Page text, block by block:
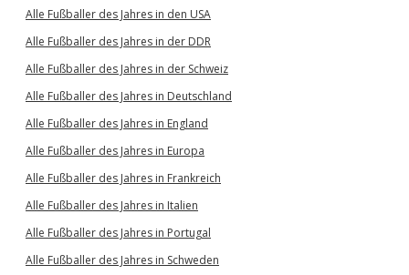
Alle Fußballer des Jahres in den USA
Alle Fußballer des Jahres in der DDR
Alle Fußballer des Jahres in der Schweiz
Alle Fußballer des Jahres in Deutschland
Alle Fußballer des Jahres in England
Alle Fußballer des Jahres in Europa
Alle Fußballer des Jahres in Frankreich
Alle Fußballer des Jahres in Italien
Alle Fußballer des Jahres in Portugal
Alle Fußballer des Jahres in Schweden